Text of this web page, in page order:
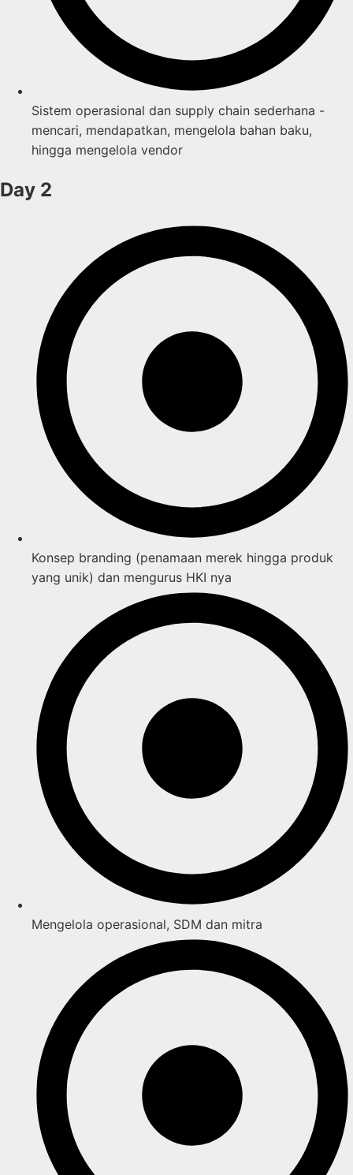
Sistem operasional dan supply chain sederhana -
mencari, mendapatkan, mengelola bahan baku,
hingga mengelola vendor
Day 2
Konsep branding (penamaan merek hingga produk
yang unik) dan mengurus HKI nya
Mengelola operasional, SDM dan mitra